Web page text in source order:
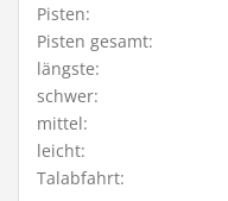
Pisten:
Pisten gesamt:
längste:
schwer:
mittel:
leicht:
Talabfahrt: